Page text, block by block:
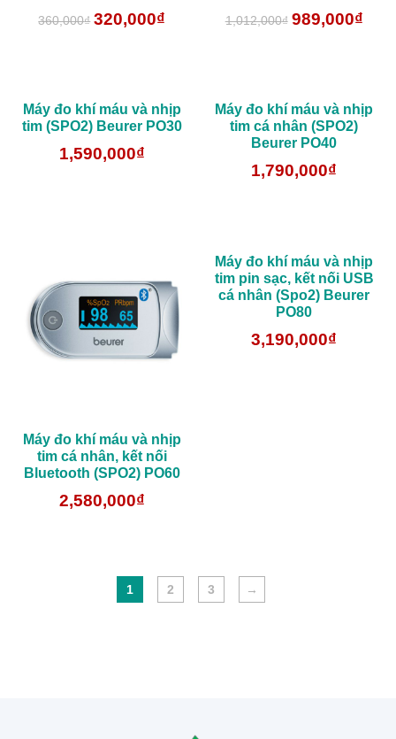
360,000₫ 320,000₫ 1,012,000₫ 989,000₫
Máy đo khí máu và nhịp
tim (SPO2) Beurer PO30
1,590,000₫
Máy đo khí máu và nhịp
tim cá nhân (SPO2)
Beurer PO40
1,790,000₫
Máy đo khí máu và nhịp
tim cá nhân, kết nối
Bluetooth (SPO2) PO60
2,580,000₫
Máy đo khí máu và nhịp
tim pin sạc, kết nối USB
cá nhân (Spo2) Beurer
PO80
3,190,000₫
1 2 3 →